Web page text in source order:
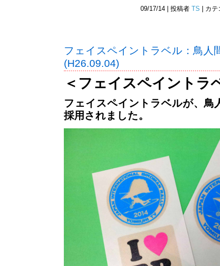
09/17/14 | 投稿者 TS | カ
フェイスペイントラベル：鳥人
(H26.09.04)
＜フェイスペイントラ
フェイスペイントラベルが、鳥
採用されました。